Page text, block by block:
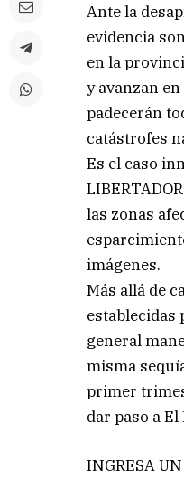
Ante la
evidencia
en la
y avanzan
padecerán
catástrofes
Es el caso
las zonas
imágenes.
Más allá de
establecidas
general
misma
primer
dar paso a
INGRESA